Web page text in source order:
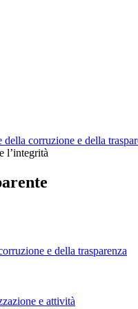
corruzione e della
l’integrità
e della trasparenza
e attività